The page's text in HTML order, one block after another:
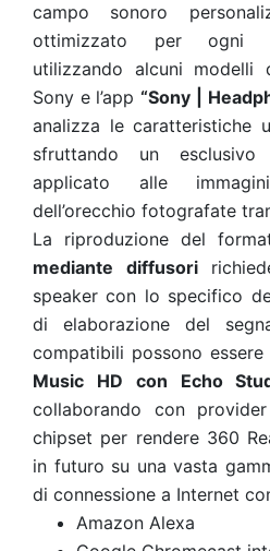
campo sonoro
ottimizzato per ogni
utilizzando alcuni
Sony e l’app“Sony |
analizza le caratteristiche
sfruttando un
applicato alle
dell’orecchio fotografate
La riproduzione del
mediante diffusori
speaker con lo specifico
di elaborazione del
compatibili possono
Music HD con Echo
collaborando con
chipset per rendere 360
in futuro su una vasta
di connessione a Internet
Amazon Alexa